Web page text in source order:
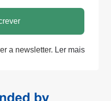
a newsletter. Ler mais